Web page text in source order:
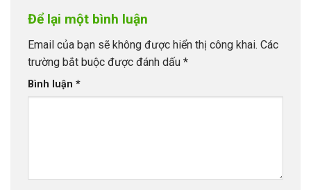
Để lại một bình luận
Email của bạn sẽ không được hiển thị công khai. Các
trường bắt buộc được đánh dấu *
Bình luận *